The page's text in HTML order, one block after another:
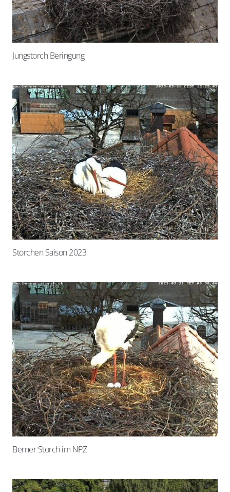
Jungstorch Beringung
Storchen Saison 2023
Berner Storch im NPZ